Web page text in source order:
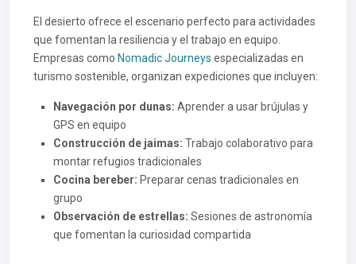
El desierto ofrece el escenario perfecto para actividades
que fomentan la resiliencia y el trabajo en equipo.
Empresas como Nomadic Journeys especializadas en
turismo sostenible, organizan expediciones que incluyen:
Navegación por dunas: Aprender a usar brújulas y
GPS en equipo
Construcción de jaimas: Trabajo colaborativo para
montar refugios tradicionales
Cocina bereber: Preparar cenas tradicionales en
grupo
Observación de estrellas: Sesiones de astronomía
que fomentan la curiosidad compartida